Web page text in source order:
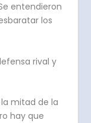
entendieron
los
rival y
mitad de la
hay que